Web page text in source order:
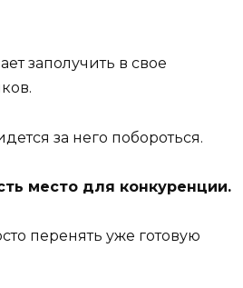
заполучить в свое
за него побороться.
место для конкуренции.
перенять уже готовую